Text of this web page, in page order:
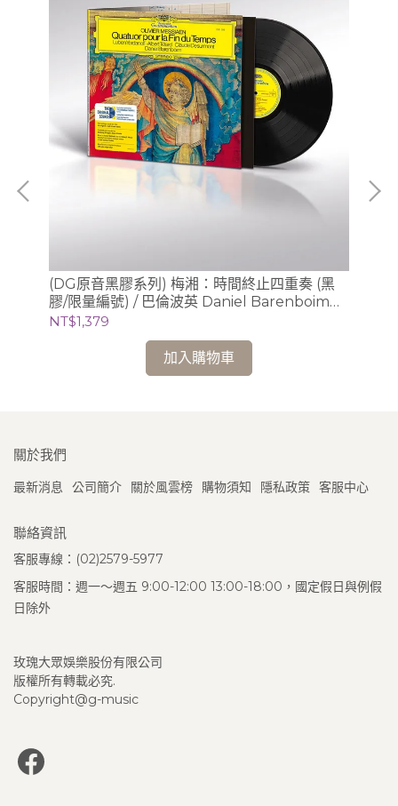
(DG原音黑膠系列) 梅湘：時間終止四重奏 (黑
膠/限量編號) / 巴倫波英 Daniel Barenboim
(鋼琴)
NT$1,379
加入購物車
關於我們
最新消息 公司簡介 關於風雲榜 購物須知 隱私政策 客服中心
聯絡資訊
客服專線：(02)2579-5977
客服時間：週一～週五 9:00-12:00 13:00-18:00，國定假日與例假
日除外
玫瑰大眾娛樂股份有限公司
版權所有轉載必究.
Copyright@g-music